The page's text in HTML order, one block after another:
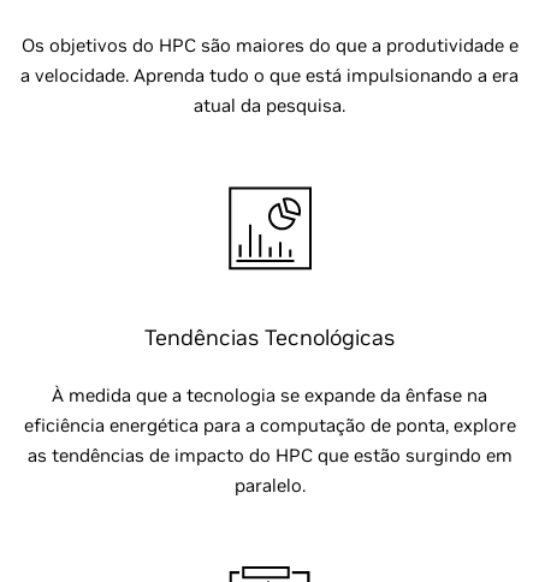
Os objetivos do HPC são maiores do que a produtividade e
a velocidade. Aprenda tudo o que está impulsionando a era
atual da pesquisa.
Tendências Tecnológicas
À medida que a tecnologia se expande da ênfase na
eficiência energética para a computação de ponta, explore
as tendências de impacto do HPC que estão surgindo em
paralelo.